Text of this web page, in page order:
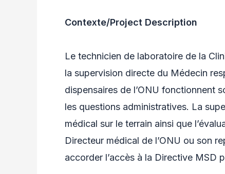
Contexte/Project Description
Le technicien de laboratoire de la
la supervision directe du Médecin
dispensaires de l’ONU fonctionnent
les questions administratives. La
médical sur le terrain ainsi que
Directeur médical de l’ONU ou son
accorder l’accès à la Directive MSD